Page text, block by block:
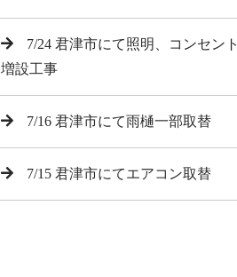
7/24 君津市にて照明、コンセント
増設工事
7/16 君津市にて雨樋一部取替
7/15 君津市にてエアコン取替